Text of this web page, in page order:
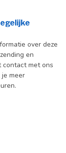
over deze
en
contact met ons
meer